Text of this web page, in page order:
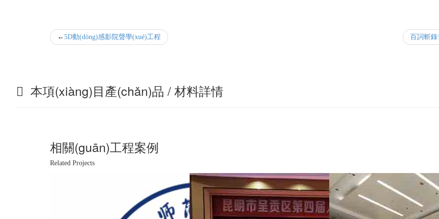
5D動(dòng)感影院聲學(xué)工程 百詞斬錄
本項(xiàng)目產(chǎn)品 / 材料詳情
相關(guān)工程案例
Related Projects